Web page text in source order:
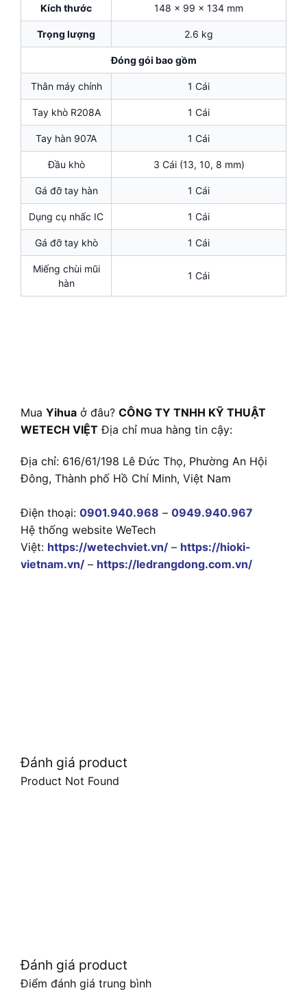
Kích thước 148 x 99 x 134 mm
Trọng lượng 2.6 kg
Đóng gói bao gồm
Thân máy chính 1 Cái
Tay khò R208A 1 Cái
Tay hàn 907A 1 Cái
Đầu khò 3 Cái (13, 10, 8 mm)
Gá đỡ tay hàn 1 Cái
Dụng cụ nhấc IC 1 Cái
Gá đỡ tay khò 1 Cái
Miếng chùi mũi
hàn
1 Cái
Mua Yihua ở đâu? CÔNG TY TNHH KỸ THUẬT
WETECH VIỆT Địa chỉ mua hàng tin cậy:
Địa chỉ: 616/61/198 Lê Đức Thọ, Phường An Hội
Đông, Thành phố Hồ Chí Minh, Việt Nam
Điện thoại: 0901.940.968 – 0949.940.967
Hệ thống website WeTech
Việt: https://wetechviet.vn/ – https://hioki-
vietnam.vn/ – https://ledrangdong.com.vn/
Đánh giá product
Product Not Found
Đánh giá product
Điểm đánh giá trung bình